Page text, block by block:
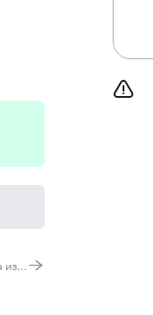
Получение аспирата из полости матки (Пайпель) для выполнения гистологического исследования